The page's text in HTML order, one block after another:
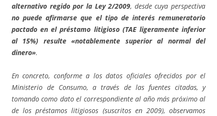
alternativo regido por la Ley 2/2009, desde cuya perspectiva
no puede afirmarse que el tipo de interés remuneratorio
pactado en el préstamo litigioso (TAE ligeramente inferior
al 15%) resulte «notablemente superior al normal del
dinero».
En concreto, conforme a los datos oficiales ofrecidos por el
Ministerio de Consumo, a través de las fuentes citadas, y
tomando como dato el correspondiente al año más próximo al
de los préstamos litigiosos (suscritos en 2009), observamos